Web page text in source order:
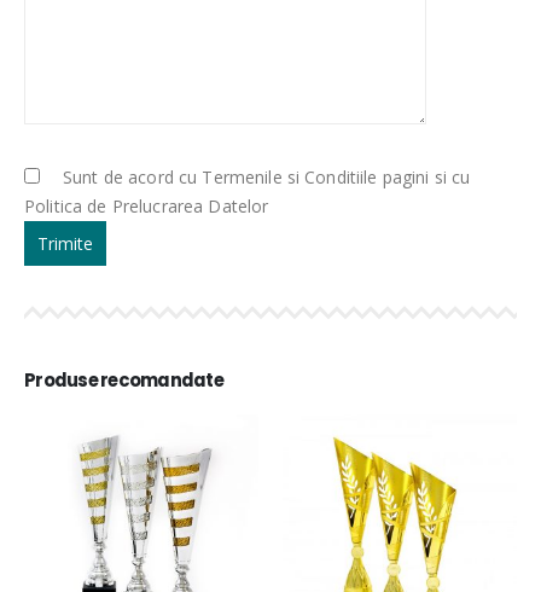
Sunt de acord cu Termenile si Conditiile pagini si cu
Politica de Prelucrarea Datelor
Produse recomandate